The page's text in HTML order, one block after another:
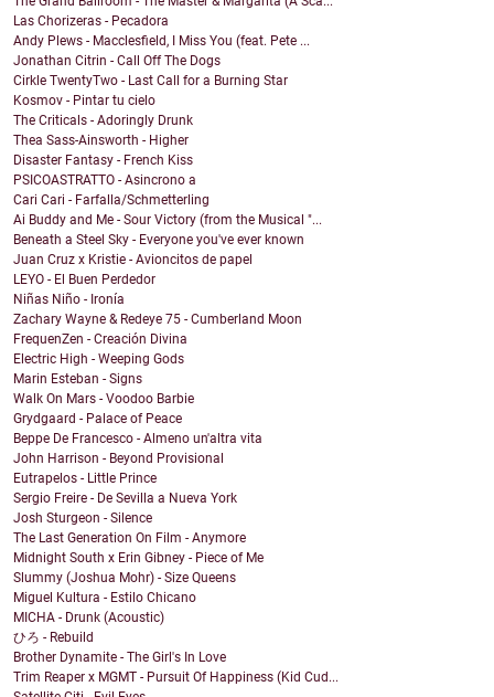
Las Chorizeras - Pecadora
Andy Plews - Macclesfield, I Miss You (feat. Pete ...
Jonathan Citrin - Call Off The Dogs
Cirkle TwentyTwo - Last Call for a Burning Star
Kosmov - Pintar tu cielo
The Criticals - Adoringly Drunk
Thea Sass-Ainsworth - Higher
Disaster Fantasy - French Kiss
PSICOASTRATTO - Asincrono a
Cari Cari - Farfalla/Schmetterling
Ai Buddy and Me - Sour Victory (from the Musical "...
Beneath a Steel Sky - Everyone you've ever known
Juan Cruz x Kristie - Avioncitos de papel
LEYO - El Buen Perdedor
Niñas Niño - Ironía
Zachary Wayne & Redeye 75 - Cumberland Moon
FrequenZen - Creación Divina
Electric High - Weeping Gods
Marin Esteban - Signs
Walk On Mars - Voodoo Barbie
Grydgaard - Palace of Peace
Beppe De Francesco - Almeno un'altra vita
John Harrison - Beyond Provisional
Eutrapelos - Little Prince
Sergio Freire - De Sevilla a Nueva York
Josh Sturgeon - Silence
The Last Generation On Film - Anymore
Midnight South x Erin Gibney - Piece of Me
Slummy (Joshua Mohr) - Size Queens
Miguel Kultura - Estilo Chicano
MICHA - Drunk (Acoustic)
ひろ - Rebuild
Brother Dynamite - The Girl's In Love
Trim Reaper x MGMT - Pursuit Of Happiness (Kid Cud...